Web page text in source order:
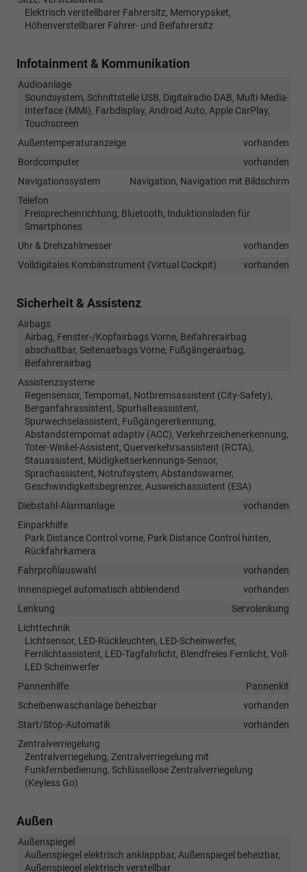
Elektrisch verstellbarer Fahrersitz, Memorypaket,
Höhenverstellbarer Fahrer- und Beifahrersitz
Infotainment & Kommunikation
Audioanlage
Soundsystem, Schnittstelle USB, Digitalradio DAB, Multi-Media-
Interface (MMI), Farbdisplay, Android Auto, Apple CarPlay,
Touchscreen
Außentemperaturanzeige
vorhanden
Bordcomputer
vorhanden
Navigationssystem
Navigation, Navigation mit Bildschirm
Telefon
Freisprecheinrichtung, Bluetooth, Induktionsladen für
Smartphones
Uhr & Drehzahlmesser
vorhanden
Volldigitales Kombiinstrument (Virtual Cockpit)
vorhanden
Sicherheit & Assistenz
Airbags
Airbag, Fenster-/Kopfairbags Vorne, Beifahrerairbag
abschaltbar, Seitenairbags Vorne, Fußgängerairbag,
Beifahrerairbag
Assistenzsysteme
Regensensor, Tempomat, Notbremsassistent (City-Safety),
Berganfahrassistent, Spurhalteassistent,
Spurwechselassistent, Fußgängererkennung,
Abstandstempomat adaptiv (ACC), Verkehrzeichenerkennung,
Toter-Winkel-Assistent, Querverkehrsassistent (RCTA),
Stauassistent, Müdigkeitserkennungs-Sensor,
Sprachassistent, Notrufsystem, Abstandswarner,
Geschwindigkeitsbegrenzer, Ausweichassistent (ESA)
Diebstahl-Alarmanlage
vorhanden
Einparkhilfe
Park Distance Control vorne, Park Distance Control hinten,
Rückfahrkamera
Fahrprofilauswahl
vorhanden
Innenspiegel automatisch abblendend
vorhanden
Lenkung
Servolenkung
Lichttechnik
Lichtsensor, LED-Rückleuchten, LED-Scheinwerfer,
Fernlichtassistent, LED-Tagfahrlicht, Blendfreies Fernlicht, Voll-
LED Scheinwerfer
Pannenhilfe
Pannenkit
Scheibenwaschanlage beheizbar
vorhanden
Start/Stop-Automatik
vorhanden
Zentralverriegelung
Zentralverriegelung, Zentralverriegelung mit
Funkfernbedienung, Schlüssellose Zentralverriegelung
(Keyless Go)
Außen
Außenspiegel
Außenspiegel elektrisch anklappbar, Außenspiegel beheizbar,
Außenspiegel elektrisch verstellbar